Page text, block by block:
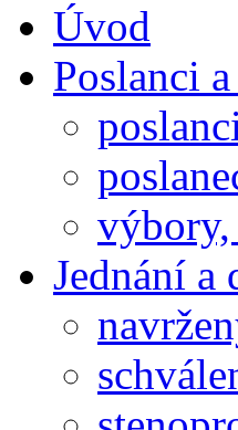
Úvod
Poslanci
výbory,
Jednání a